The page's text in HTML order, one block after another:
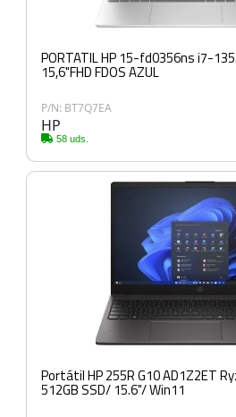
PORTATIL HP 15-fd0356ns i7-
15,6"FHD FDOS AZUL
P/N: BT7Q7EA
HP
58 uds.
Portátil HP 255R G10 AD1Z2ET
512GB SSD/ 15.6"/ Win11